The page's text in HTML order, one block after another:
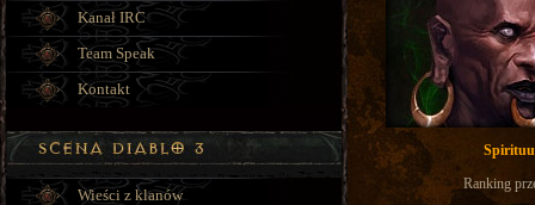
Ranking
Kanał IRC
Team Speak
Kontakt
Wieści z klanów